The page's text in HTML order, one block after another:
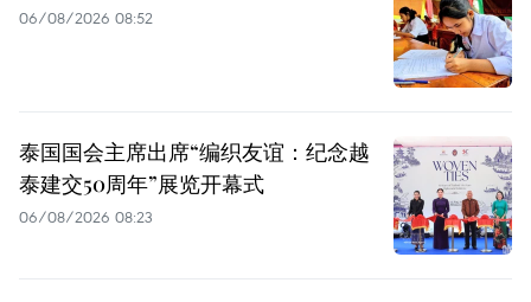
06/08/2026 08:52
泰国国会主席出席“编织友谊：纪念越
泰建交50周年”展览开幕式
06/08/2026 08:23